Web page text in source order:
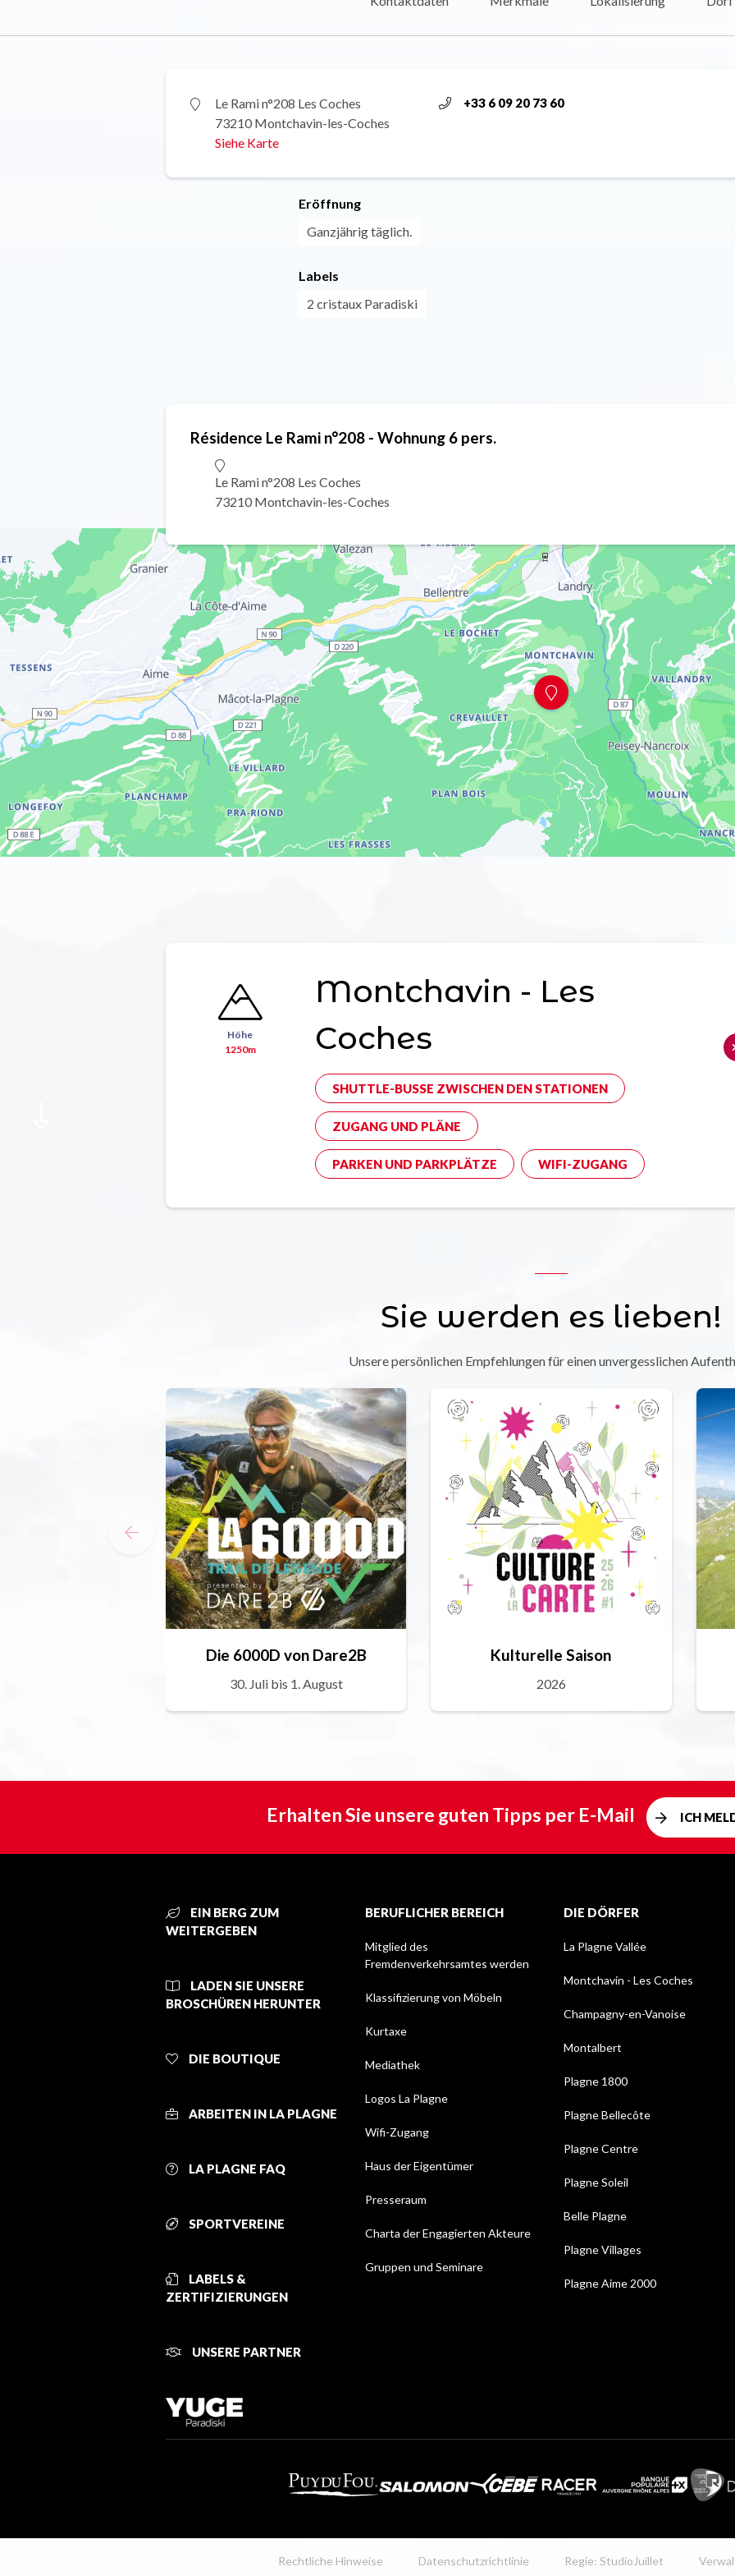
Le Rami n°208 Les Coches
73210 Montchavin-les-Coches
Siehe Karte
+33 6 09 20 73 60
Eröffnung
Ganzjährig täglich.
Labels
2 cristaux Paradiski
Résidence Le Rami n°208 - Wohnung 6 pers.
Le Rami n°208 Les Coches
73210 Montchavin-les-Coches
Höhe
1250m
Montchavin - Les
Coches
SHUTTLE-BUSSE ZWISCHEN DEN STATIONEN
ZUGANG UND PLÄNE
PARKEN UND PARKPLÄTZE WIFI-ZUGANG
Sie werden es lieben!
Unsere persönlichen Empfehlungen für einen unvergesslichen
Die 6000D von Dare2B
30. Juli bis 1. August
Kulturelle Saison
2026
Erhalten Sie unsere guten Tipps per E-Mail ICH
EIN BERG ZUM
WEITERGEBEN
LADEN SIE UNSERE
BROSCHÜREN HERUNTER
DIE BOUTIQUE
ARBEITEN IN LA PLAGNE
LA PLAGNE FAQ
SPORTVEREINE
LABELS &
ZERTIFIZIERUNGEN
UNSERE PARTNER
BERUFLICHER BEREICH
Mitglied des
Fremdenverkehrsamtes werden
Klassifizierung von Möbeln
Kurtaxe
Mediathek
Logos La Plagne
Wifi-Zugang
Haus der Eigentümer
Presseraum
Charta der Engagierten Akteure
Gruppen und Seminare
DIE DÖRFER
La Plagne Vallée
Montchavin - Les Coches
Champagny-en-Vanoise
Montalbert
Plagne 1800
Plagne Bellecôte
Plagne Centre
Plagne Soleil
Belle Plagne
Plagne Villages
Plagne Aime 2000
Rechtliche Hinweise Datenschutzrichtlinie Regie: StudioJuillet